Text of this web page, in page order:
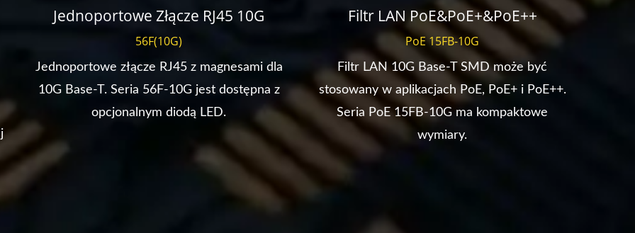
Jednoportowe Złącze RJ45 10G
56F(10G)
Jednoportowe złącze RJ45 z magnesami dla
10G Base-T. Seria 56F-10G jest dostępna z
opcjonalnym diodą LED.
Filtr LAN PoE&PoE+&PoE++
PoE 15FB-10G
Filtr LAN 10G Base-T SMD może być
stosowany w aplikacjach PoE, PoE+ i PoE++.
Seria PoE 15FB-10G ma kompaktowe
wymiary.